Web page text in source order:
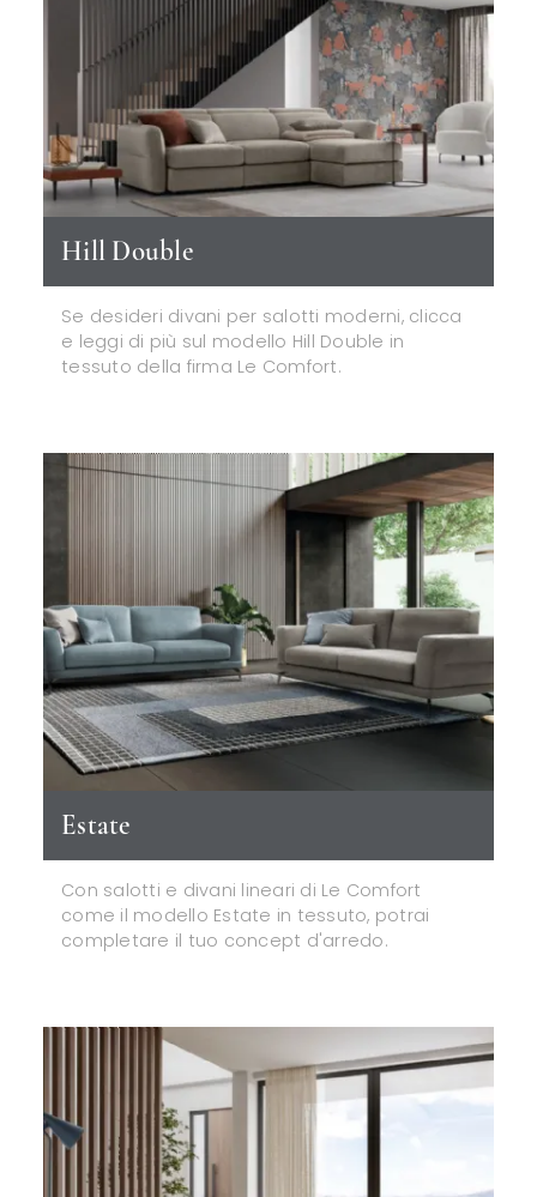
Hill Double
Se desideri divani per salotti moderni, clicca
e leggi di più sul modello Hill Double in
tessuto della firma Le Comfort.
Estate
Con salotti e divani lineari di Le Comfort
come il modello Estate in tessuto, potrai
completare il tuo concept d'arredo.